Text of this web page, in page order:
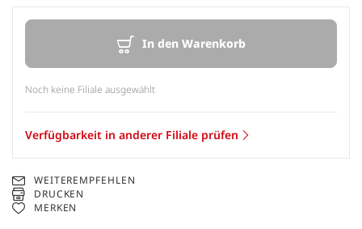
In den Warenkorb
Noch keine Filiale ausgewählt
Verfügbarkeit in anderer Filiale prüfen
WEITEREMPFEHLEN
DRUCKEN
MERKEN